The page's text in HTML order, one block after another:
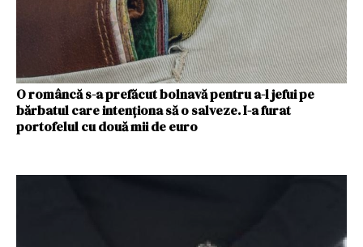
O româncă s-a prefăcut bolnavă pentru a-l jefui pe
bărbatul care intenționa să o salveze. I-a furat
portofelul cu două mii de euro